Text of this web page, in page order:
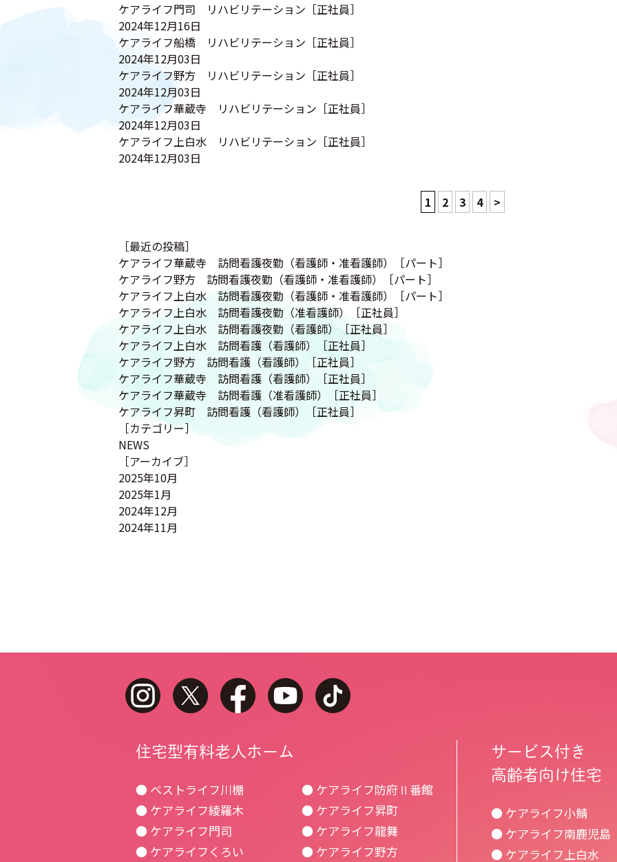
ケアライフ門司 リハビリテーション［正社員］
2024年12月16日
ケアライフ船橋 リハビリテーション［正社員］
2024年12月03日
ケアライフ野方 リハビリテーション［正社員］
2024年12月03日
ケアライフ華蔵寺 リハビリテーション［正社員］
2024年12月03日
ケアライフ上白水 リハビリテーション［正社員］
2024年12月03日
1 2 3 4 >
［最近の投稿］
ケアライフ華蔵寺 訪問看護夜勤（看護師・准看護師）［パート］
ケアライフ野方 訪問看護夜勤（看護師・准看護師）［パート］
ケアライフ上白水 訪問看護夜勤（看護師・准看護師）［パート］
ケアライフ上白水 訪問看護夜勤（准看護師）［正社員］
ケアライフ上白水 訪問看護夜勤（看護師）［正社員］
ケアライフ上白水 訪問看護（看護師）［正社員］
ケアライフ野方 訪問看護（看護師）［正社員］
ケアライフ華蔵寺 訪問看護（看護師）［正社員］
ケアライフ華蔵寺 訪問看護（准看護師）［正社員］
ケアライフ昇町 訪問看護（看護師）［正社員］
［カテゴリー］
NEWS
［アーカイブ］
2025年10月
2025年1月
2024年12月
2024年11月
instagramtwitter facebook youtube
住宅型有料老人ホーム
● ベストライフ川棚
● ケアライフ綾羅木
● ケアライフ門司
● ケアライフくろい
● ケアライフ防府Ⅱ番館
● ケアライフ昇町
● ケアライフ龍舞
● ケアライフ野方
サービス付き
高齢者向け住宅
● ケアライフ小鯖
● ケアライフ南鹿児島
● ケアライフ上白水